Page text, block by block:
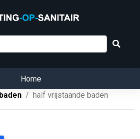
Home
baden half vrijstaande baden